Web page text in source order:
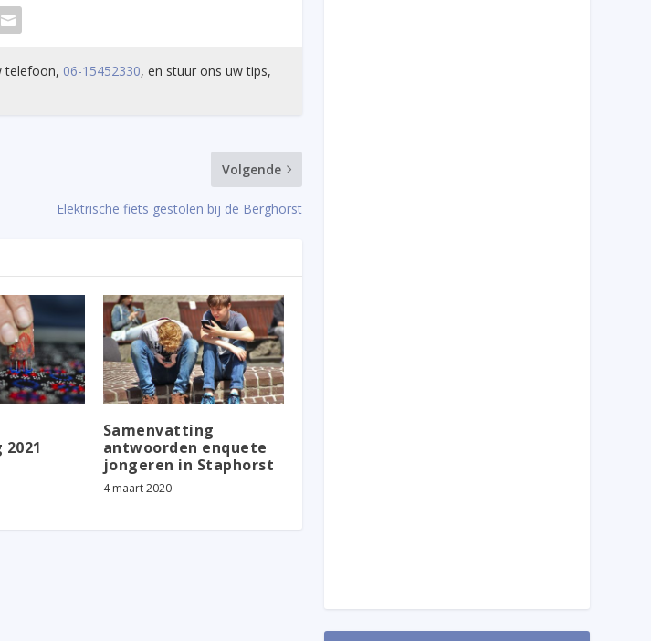
telefoon, 06-15452330, en stuur ons uw tips,
Volgende
Elektrische fiets gestolen bij de Berghorst
Samenvatting
antwoorden enquete
jongeren in Staphorst
4 maart 2020